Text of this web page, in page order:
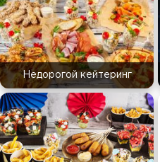
Недорогой кейтеринг